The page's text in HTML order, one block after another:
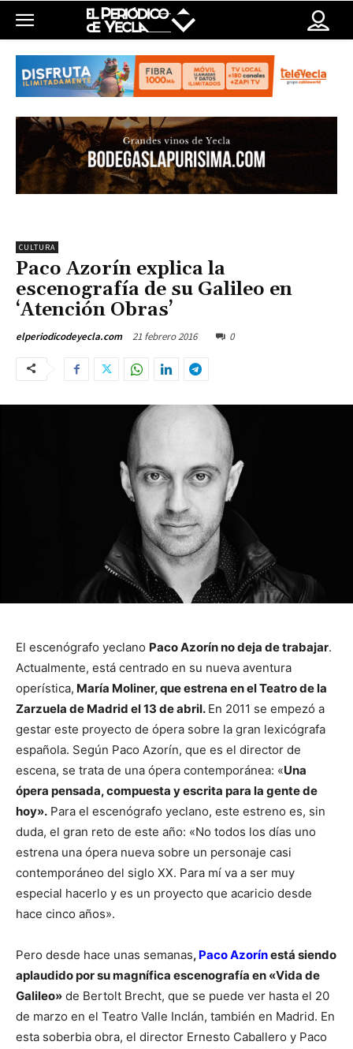
CULTURA
Paco Azorín explica la
escenografía de su Galileo en
‘Atención Obras’
elperiodicodeyecla.com 21 febrero 2016 0
El escenógrafo yeclano Paco Azorín no deja de trabajar.
Actualmente, está centrado en su nueva aventura
operística, María Moliner, que estrena en el Teatro de la
Zarzuela de Madrid el 13 de abril. En 2011 se empezó a
gestar este proyecto de ópera sobre la gran lexicógrafa
española. Según Paco Azorín, que es el director de
escena, se trata de una ópera contemporánea: «Una
ópera pensada, compuesta y escrita para la gente de
hoy». Para el escenógrafo yeclano, este estreno es, sin
duda, el gran reto de este año: «No todos los días uno
estrena una ópera nueva sobre un personaje casi
contemporáneo del siglo XX. Para mí va a ser muy
especial hacerlo y es un proyecto que acaricio desde
hace cinco años».
Pero desde hace unas semanas, Paco Azorínestá siendo
aplaudido por su magnífica escenografía en «Vida de
Galileo» de Bertolt Brecht, que se puede ver hasta el 20
de marzo en el Teatro Valle Inclán, también en Madrid. En
esta soberbia obra, el director Ernesto Caballero y Paco